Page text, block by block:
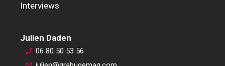
Interviews
Julien Daden
06 80 50 53 56